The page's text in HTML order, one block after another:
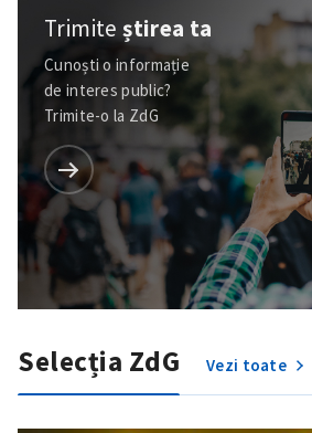
Trimiteștirea ta
Cunoști o informație
de interes public?
Trimite-o la ZdG
Selecția ZdG Vezi toate